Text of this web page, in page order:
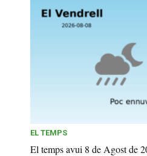
EL TEMPS
El temps avui 8 de Agost de